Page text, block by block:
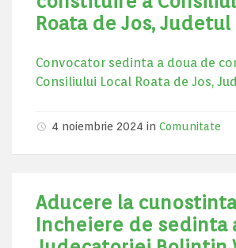
Roata de Jos,
Convocator sedinta a doua de
Consiliului Local Roata de Jos,
4 noiembrie 2024 in Comunitate
Aducere la cunostinta
Incheiere de sedinta